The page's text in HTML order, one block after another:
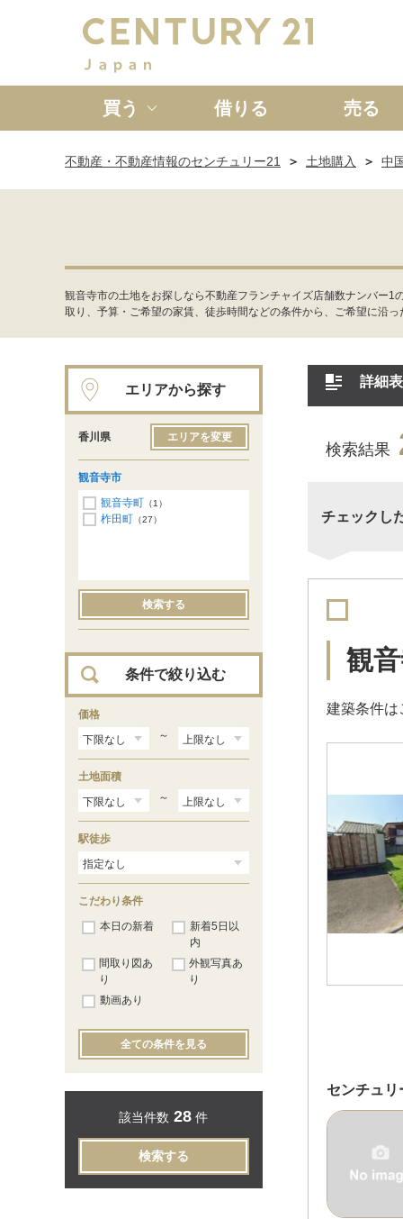
買う
新築一戸建て 中古一戸
借りる 売る
不動産・不動産情報のセンチュリー21 土地購入 中
観音寺市の土地をお探しなら不動産フランチャイズ店舗数ナンバー
取り、予算・ご希望の家賃、徒歩時間などの条件から、ご希望に沿
詳細
検索結果
チェックし
観
建築条件は
センチュ
エリアから探す
香川県 エリアを変更
観音寺市
観音寺町 （1）
柞田町 （27）
検索する
条件で絞り込む
価格
～
土地面積
～
駅徒歩
こだわり条件
本日の新着
新着5日以
内
間取り図あ
り
外観写真あ
り
動画あり
全ての条件を見る
該当件数 28 件
検索する